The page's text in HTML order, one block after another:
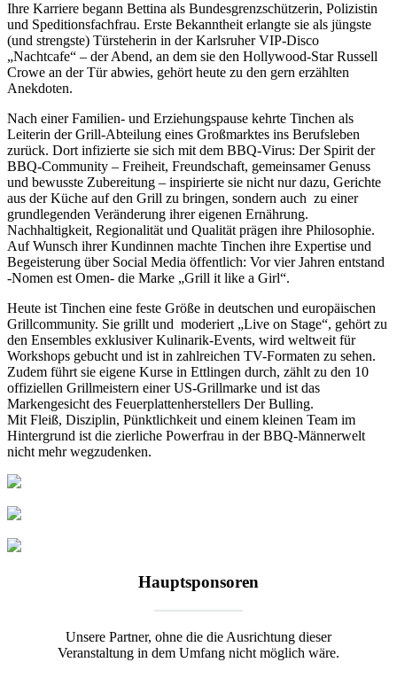
Ihre Karriere begann Bettina als Bundesgrenzschützerin, Polizistin
und Speditionsfachfrau. Erste Bekanntheit erlangte sie als jüngste
(und strengste) Türsteherin in der Karlsruher VIP-Disco
„Nachtcafe“ – der Abend, an dem sie den Hollywood-Star Russell
Crowe an der Tür abwies, gehört heute zu den gern erzählten
Anekdoten.
Nach einer Familien- und Erziehungspause kehrte Tinchen als
Leiterin der Grill-Abteilung eines Großmarktes ins Berufsleben
zurück. Dort infizierte sie sich mit dem BBQ-Virus: Der Spirit der
BBQ-Community – Freiheit, Freundschaft, gemeinsamer Genuss
und bewusste Zubereitung – inspirierte sie nicht nur dazu, Gerichte
aus der Küche auf den Grill zu bringen, sondern auch zu einer
grundlegenden Veränderung ihrer eigenen Ernährung.
Nachhaltigkeit, Regionalität und Qualität prägen ihre Philosophie.
Auf Wunsch ihrer Kundinnen machte Tinchen ihre Expertise und
Begeisterung über Social Media öffentlich: Vor vier Jahren entstand
-Nomen est Omen- die Marke „Grill it like a Girl“.
Heute ist Tinchen eine feste Größe in deutschen und europäischen
Grillcommunity. Sie grillt und moderiert „Live on Stage“, gehört zu
den Ensembles exklusiver Kulinarik-Events, wird weltweit für
Workshops gebucht und ist in zahlreichen TV-Formaten zu sehen.
Zudem führt sie eigene Kurse in Ettlingen durch, zählt zu den 10
offiziellen Grillmeistern einer US-Grillmarke und ist das
Markengesicht des Feuerplattenherstellers Der Bulling.
Mit Fleiß, Disziplin, Pünktlichkeit und einem kleinen Team im
Hintergrund ist die zierliche Powerfrau in der BBQ-Männerwelt
nicht mehr wegzudenken.
Hauptsponsoren
Unsere Partner, ohne die die Ausrichtung dieser
Veranstaltung in dem Umfang nicht möglich wäre.